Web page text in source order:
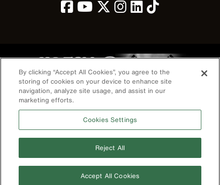
Image
약관
연락처
©2026 Klein Tools, Inc. • All Rights Reserved
By clicking “Accept All Cookies”, you agree to the
storing of cookies on your device to enhance site
navigation, analyze site usage, and assist in our
marketing efforts.
Cookies Settings
Reject All
Accept All Cookies